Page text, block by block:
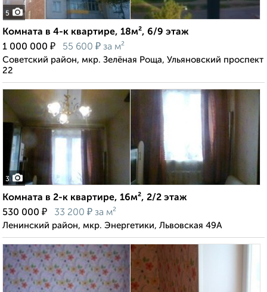
5
Комната в 4-к квартире, 18м², 6/9 этаж
1 000 000 ₽ 55 600 ₽ за м²
Советский район, мкр. Зелёная Роща, Ульяновский проспект
22
3
Комната в 2-к квартире, 16м², 2/2 этаж
530 000 ₽ 33 200 ₽ за м²
Ленинский район, мкр. Энергетики, Львовская 49А